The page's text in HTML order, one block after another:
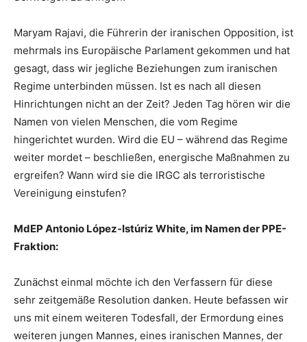
Maryam Rajavi, die Führerin der iranischen Opposition, ist
mehrmals ins Europäische Parlament gekommen und hat
gesagt, dass wir jegliche Beziehungen zum iranischen
Regime unterbinden müssen. Ist es nach all diesen
Hinrichtungen nicht an der Zeit? Jeden Tag hören wir die
Namen von vielen Menschen, die vom Regime
hingerichtet wurden. Wird die EU – während das Regime
weiter mordet – beschließen, energische Maßnahmen zu
ergreifen? Wann wird sie die IRGC als terroristische
Vereinigung einstufen?
MdEP Antonio López-Istúriz White, im Namen der PPE-
Fraktion:
Zunächst einmal möchte ich den Verfassern für diese
sehr zeitgemäße Resolution danken. Heute befassen wir
uns mit einem weiteren Todesfall, der Ermordung eines
weiteren jungen Mannes, eines iranischen Mannes, der